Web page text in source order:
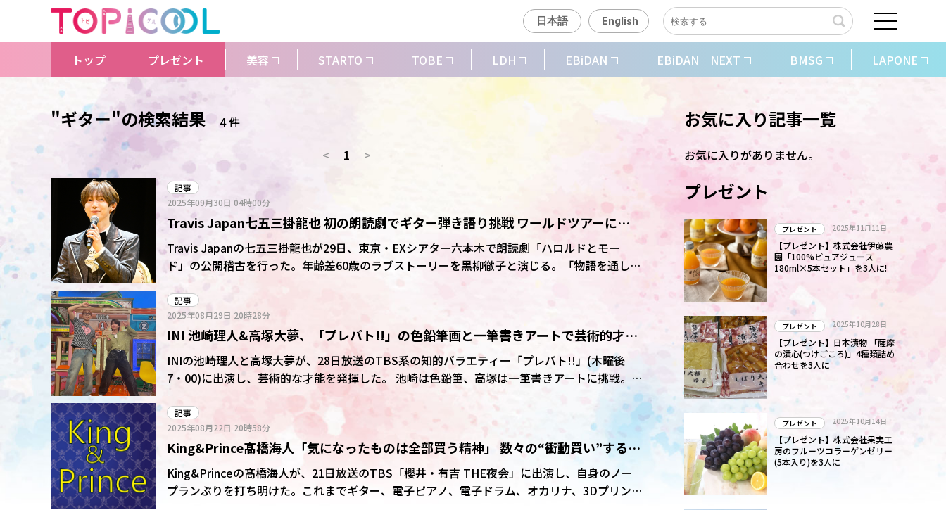
日本語 English
トップ プレゼント 美容 STARTO TOBE LDH EBiDAN EBiDAN NEXT BMSG LAPONE
"ギター"の検索結果
4 件
<
1 >
記事
2025年09月30日 04時00分
Travis Japan七五三掛龍也 初の朗読劇でギター弾き語り挑戦 ワールドツアーにも
持参で猛特訓
Travis Japanの七五三掛龍也が29日、東京・EXシアター六本木で朗読劇「ハロルドとモー
ド」の公開稽古を行った。年齢差60歳のラブストーリーを黒柳徹子と演じる。「物語を通し
て、一番美しい物って純粋な愛なんだなと感じています。そこが見てくださる皆さんに伝わっ
ているんじゃないかと思う」と作品の魅力を語り、「僕自身、そこを意識しながら演じていき
たい」と意気込んだ。
記事
2025年08月29日 20時28分
INI 池崎理人&高塚大夢、「プレバト!!」の色鉛筆画と一筆書きアートで芸術的才能
を発揮
INIの池崎理人と高塚大夢が、28日放送のTBS系の知的バラエティー「プレバト!!」(木曜後
7・00)に出演し、芸術的な才能を発揮した。 池崎は色鉛筆、高塚は一筆書きアートに挑戦。
それぞれ1位で特待生の称号を獲得した。 池崎は、貝殻を描写。「凄い細かく模様もあるし、
トゲトゲもあるし、マジでめっちゃむずいっす」と苦戦しながらも、繊細な色使いで見事に描
きあげた。 丁寧な表現や、複雑な形を正しく描写していることが高く評価され、線の運び
方、描写力、アイデアの各3項目でそれぞれ10点満点を獲得。満点の30点となった。 そして高
塚は、ギターをテーマとして、演奏している手元を表現。作品が公開されると、スタジオから
は「えー!?やばい」「すごっ」「天才だ」と感嘆の声が。MCの浜田雅功も「マジ?これお前ホ
ンマに描いた?」と驚いていた。
記事
2025年08月22日 20時58分
King&Prince髙橋海人「気になったものは全部買う精神」 数々の“衝動買い”するも
今では使ってない家電とは…?
King&Princeの髙橋海人が、21日放送のTBS「櫻井・有吉 THE夜会」に出演し、自身のノー
プランぶりを打ち明けた。これまでギター、電子ピアノ、電子ドラム、オカリナ、3Dプリン
お気に入り記事一覧
お気に入りがありません。
プレゼント
プレゼント 2025年11月11日
【プレゼント】株式会社伊藤農
園「100%ピュアジュース
180ml×5本セット」を3人に!
プレゼント 2025年10月28日
【プレゼント】日本漬物 「薩摩
の漬心(つけごころ)」4種類詰め
合わせを3人に
プレゼント 2025年10月14日
【プレゼント】株式会社果実工
房のフルーツコラーゲンゼリー
(5本入り)を3人に